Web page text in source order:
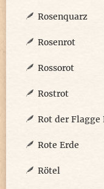
Rosenquarz
Rosenrot
Rossorot
Rostrot
Rot der Flagge
Rote Erde
Rötel